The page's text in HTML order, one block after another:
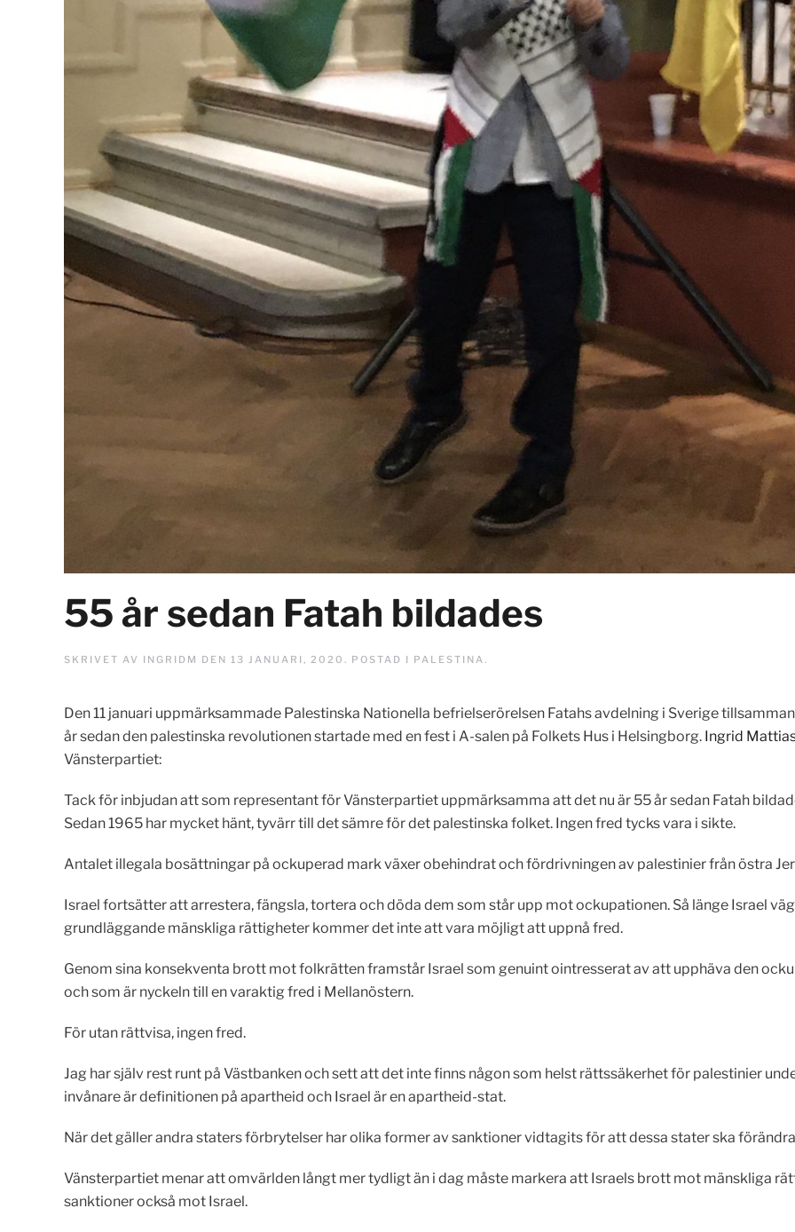
55 år sedan Fatah bildades
SKRIVET AV INGRIDM DEN 13 JANUARI, 2020 . POSTAD I PALESTINA .
Den 11 januari uppmärksammade Palestinska Nationella befrielserörelsen Fatahs avdelning i Sverige
år sedan den palestinska revolutionen startade med en fest i A-salen på Folkets Hus i Helsingborg. Ingrid
Vänsterpartiet:
Tack för inbjudan att som representant för Vänsterpartiet uppmärksamma att det nu är 55 år sedan Fatah
Sedan 1965 har mycket hänt, tyvärr till det sämre för det palestinska folket. Ingen fred tycks vara i sikte.
Antalet illegala bosättningar på ockuperad mark växer obehindrat och fördrivningen av palestinier från östra
Israel fortsätter att arrestera, fängsla, tortera och döda dem som står upp mot ockupationen. Så länge Israel
grundläggande mänskliga rättigheter kommer det inte att vara möjligt att uppnå fred.
Genom sina konsekventa brott mot folkrätten framstår Israel som genuint ointresserat av att upphäva den
och som är nyckeln till en varaktig fred i Mellanöstern.
För utan rättvisa, ingen fred.
Jag har själv rest runt på Västbanken och sett att det inte finns någon som helst rättssäkerhet för palestinier
invånare är definitionen på apartheid och Israel är en apartheid-stat.
När det gäller andra staters förbrytelser har olika former av sanktioner vidtagits för att dessa stater ska
Vänsterpartiet menar att omvärlden långt mer tydligt än i dag måste markera att Israels brott mot mänskliga
sanktioner också mot Israel.